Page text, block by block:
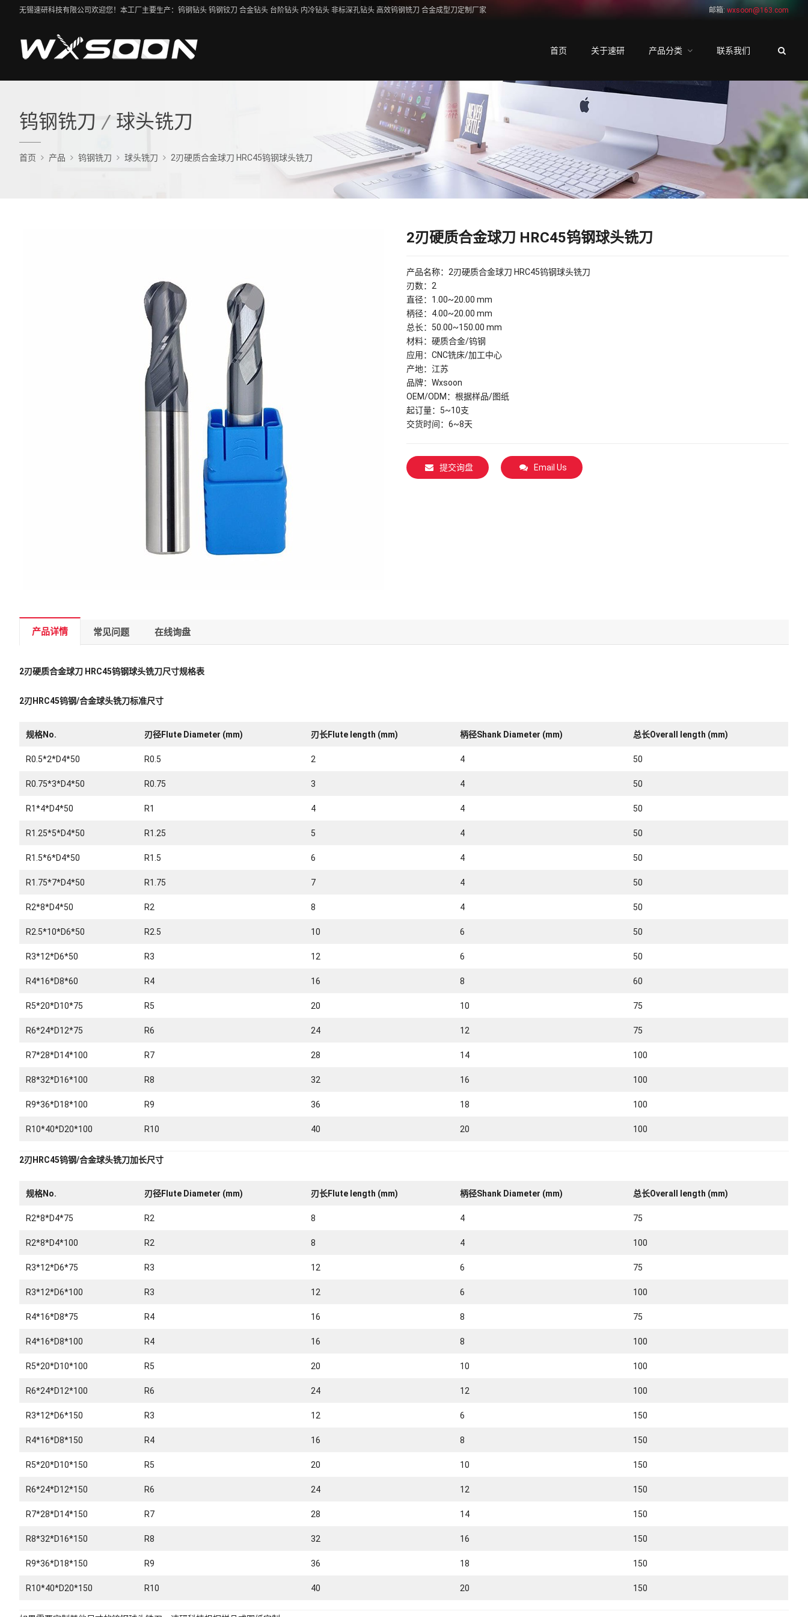
无锡速研科技有限公司欢迎您！本工厂主要生产：钨钢钻头 钨钢铰刀 合金钻头 台阶钻头 内冷钻头 非标深孔钻头 高效钨钢铣刀 合金成型刀定制厂家 邮箱: wxsoon@163.com
首页 关于速研 产品分类 联系我们
钨钢铣刀 / 球头铣刀
首页 产品 钨钢铣刀 球头铣刀 2刃硬质合金球刀 HRC45钨钢球头铣刀
2刃硬质合金球刀 HRC45钨钢球头铣刀
产品名称：2刃硬质合金球刀 HRC45钨钢球头铣刀
刃数：2
直径：1.00~20.00 mm
柄径：4.00~20.00 mm
总长：50.00~150.00 mm
材料：硬质合金/钨钢
应用：CNC铣床/加工中心
产地：江苏
品牌：Wxsoon
OEM/ODM：根据样品/图纸
起订量：5~10支
交货时间：6~8天
提交询盘 Email Us
产品详情 常见问题 在线询盘
2刃硬质合金球刀 HRC45钨钢球头铣刀尺寸规格表
2刃HRC45钨钢/合金球头铣刀标准尺寸
规格No. 刃径Flute Diameter (mm) 刃长Flute length (mm) 柄径Shank Diameter (mm) 总长Overall length (mm)
R0.5*2*D4*50 R0.5 2 4 50
R0.75*3*D4*50 R0.75 3 4 50
R1*4*D4*50 R1 4 4 50
R1.25*5*D4*50 R1.25 5 4 50
R1.5*6*D4*50 R1.5 6 4 50
R1.75*7*D4*50 R1.75 7 4 50
R2*8*D4*50 R2 8 4 50
R2.5*10*D6*50 R2.5 10 6 50
R3*12*D6*50 R3 12 6 50
R4*16*D8*60 R4 16 8 60
R5*20*D10*75 R5 20 10 75
R6*24*D12*75 R6 24 12 75
R7*28*D14*100 R7 28 14 100
R8*32*D16*100 R8 32 16 100
R9*36*D18*100 R9 36 18 100
R10*40*D20*100 R10 40 20 100
2刃HRC45钨钢/合金球头铣刀加长尺寸
规格No. 刃径Flute Diameter (mm) 刃长Flute length (mm) 柄径Shank Diameter (mm) 总长Overall length (mm)
R2*8*D4*75 R2 8 4 75
R2*8*D4*100 R2 8 4 100
R3*12*D6*75 R3 12 6 75
R3*12*D6*100 R3 12 6 100
R4*16*D8*75 R4 16 8 75
R4*16*D8*100 R4 16 8 100
R5*20*D10*100 R5 20 10 100
R6*24*D12*100 R6 24 12 100
R3*12*D6*150 R3 12 6 150
R4*16*D8*150 R4 16 8 150
R5*20*D10*150 R5 20 10 150
R6*24*D12*150 R6 24 12 150
R7*28*D14*150 R7 28 14 150
R8*32*D16*150 R8 32 16 150
R9*36*D18*150 R9 36 18 150
R10*40*D20*150 R10 40 20 150